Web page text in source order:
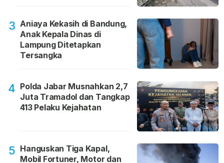
3 Aniaya Kekasih di Bandung,
Anak Kepala Dinas di
Lampung Ditetapkan
Tersangka
4 Polda Jabar Musnahkan 2,7
Juta Tramadol dan Tangkap
413 Pelaku Kejahatan
5 Hanguskan Tiga Kapal,
Mobil Fortuner, Motor dan